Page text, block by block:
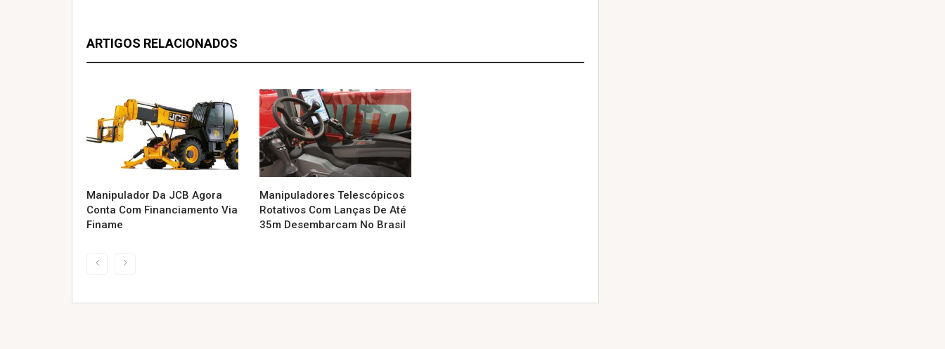
ARTIGOS RELACIONADOS
Manipulador Da JCB Agora
Conta Com Financiamento Via
Finame
Manipuladores Telescópicos
Rotativos Com Lanças De Até
35m Desembarcam No Brasil